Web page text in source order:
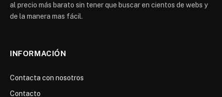
al precio más barato sin tener que buscar en cientos de webs y
de la manera mas fácil.
INFORMACIÓN
Contacta con nosotros
Contacto